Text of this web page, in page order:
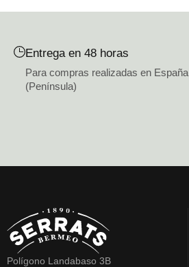
Entrega en 48 horas
Para compras realizadas en España
(Península)
Polígono Landabaso 3B